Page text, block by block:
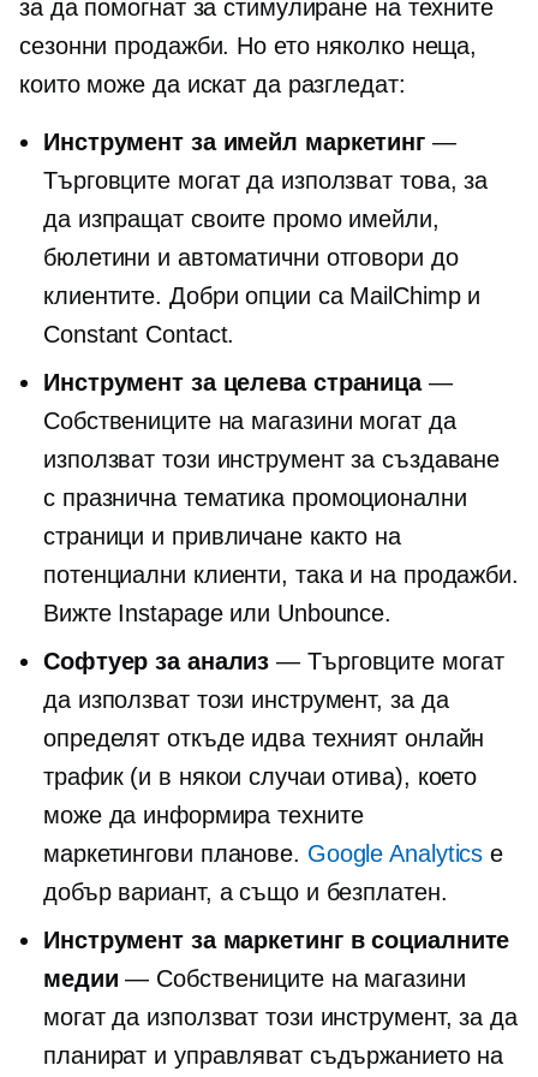
за да помогнат за стимулиране на техните
сезонни продажби. Но ето няколко неща,
които може да искат да разгледат:
Инструмент за имейл маркетинг —
Търговците могат да използват това, за
да изпращат своите промо имейли,
бюлетини и автоматични отговори до
клиентите. Добри опции са MailChimp и
Constant Contact.
Инструмент за целева страница—
Собствениците на магазини могат да
използват този инструмент за създаване
с празнична тематика промоционални
страници и привличане както на
потенциални клиенти, така и на продажби.
Вижте Instapage или Unbounce.
Софтуер за анализ — Търговците могат
да използват този инструмент, за да
определят откъде идва техният онлайн
трафик (и в някои случаи отива), което
може да информира техните
маркетингови планове. Google Analytics е
добър вариант, а също и безплатен.
Инструмент за маркетинг в социалните
медии — Собствениците на магазини
могат да използват този инструмент, за да
планират и управляват съдържанието на